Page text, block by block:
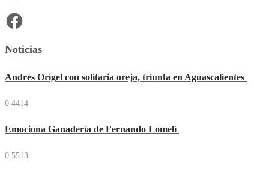
Facebook
Noticias
Andrés Origel con solitaria oreja, triunfa en Aguascalientes
0 4414
Emociona Ganadería de Fernando Lomelí
0 5513